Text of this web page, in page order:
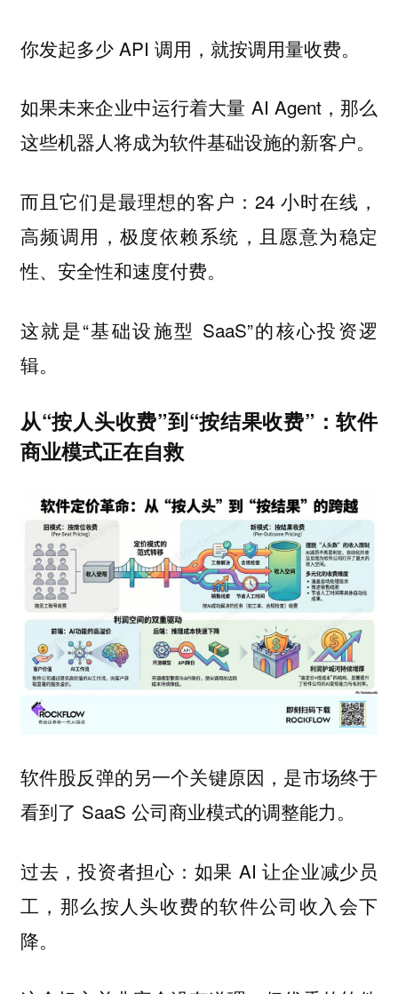
你发起多少 API 调用，就按调用量收费。
如果未来企业中运行着大量 AI Agent，那么
这些机器人将成为软件基础设施的新客户。
而且它们是最理想的客户：24 小时在线，
高频调用，极度依赖系统，且愿意为稳定
性、安全性和速度付费。
这就是“基础设施型 SaaS”的核心投资逻
辑。
从“按人头收费”到“按结果收费”：软件
商业模式正在自救
软件股反弹的另一个关键原因，是市场终于
看到了 SaaS 公司商业模式的调整能力。
过去，投资者担心：如果 AI 让企业减少员
工，那么按人头收费的软件公司收入会下
降。